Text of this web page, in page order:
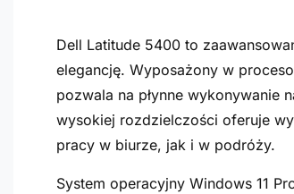
Dell Latitude 5400 to
elegancję. Wyposażony w
pozwala na płynne wykonywanie
wysokiej rozdzielczości oferuje
pracy w biurze, jak i w podróży.
System operacyjny Windows 11